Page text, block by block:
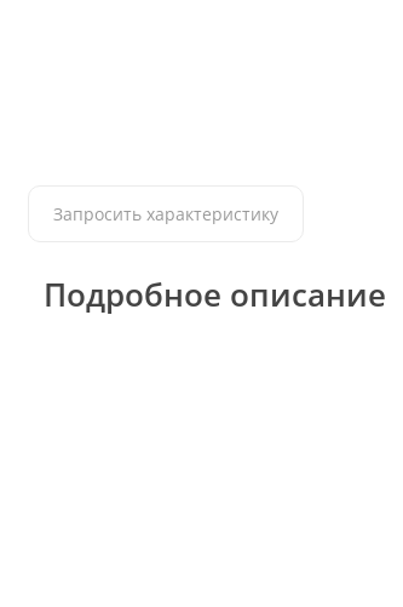
Запросить характеристику
Подробное описание